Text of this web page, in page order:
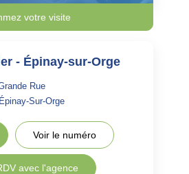
votre visite
- Épinay-sur-Orge
Rue
Épinay-Sur-Orge
Voir le numéro
avec l'agence